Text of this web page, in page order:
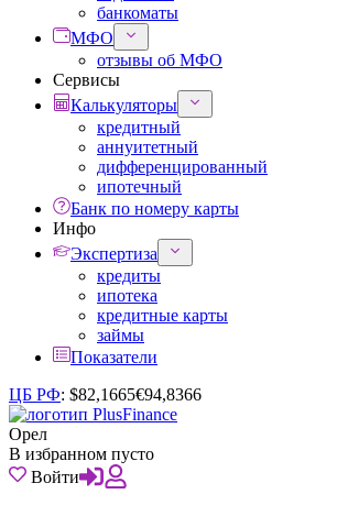
банкоматы
МФО
отзывы об МФО
Сервисы
Калькуляторы
кредитный
аннуитетный
дифференцированный
ипотечный
Банк по номеру карты
Инфо
Экспертиза
кредиты
ипотека
кредитные карты
займы
Показатели
ЦБ РФ: $82,1665€94,8366
Орел
В избранном пусто
Войти